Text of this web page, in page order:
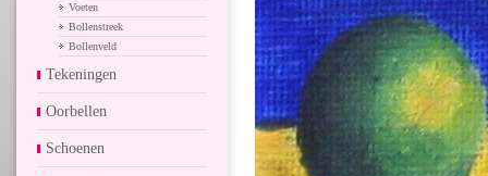
Voeten
Bollenstreek
Bollenveld
Tekeningen
Oorbellen
Schoenen